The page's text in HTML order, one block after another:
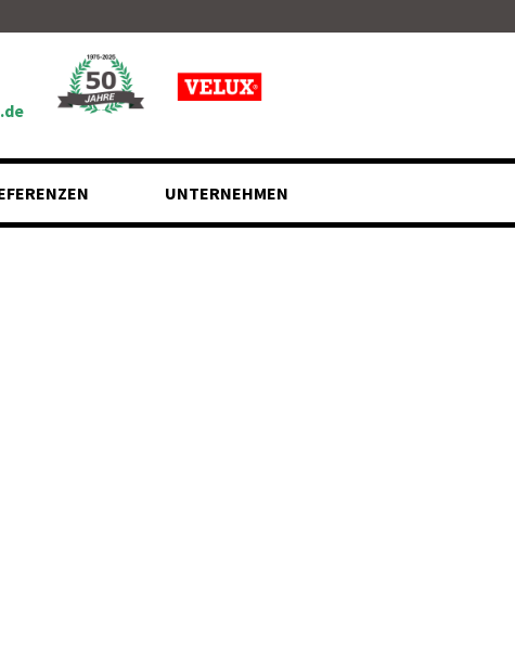
UNTERNEHMEN